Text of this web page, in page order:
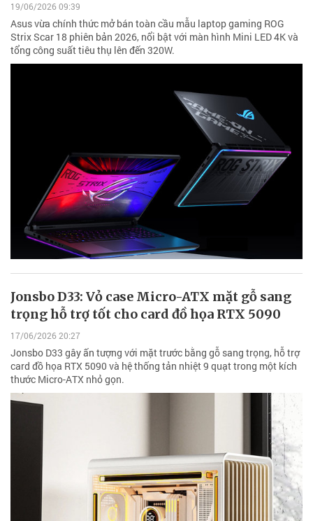
19/06/2026 09:39
Asus vừa chính thức mở bán toàn cầu mẫu laptop gaming ROG
Strix Scar 18 phiên bản 2026, nổi bật với màn hình Mini LED 4K và
tổng công suất tiêu thụ lên đến 320W.
Jonsbo D33: Vỏ case Micro-ATX mặt gỗ sang
trọng hỗ trợ tốt cho card đồ họa RTX 5090
17/06/2026 20:27
Jonsbo D33 gây ấn tượng với mặt trước bằng gỗ sang trọng, hỗ trợ
card đồ họa RTX 5090 và hệ thống tản nhiệt 9 quạt trong một kích
thước Micro-ATX nhỏ gọn.